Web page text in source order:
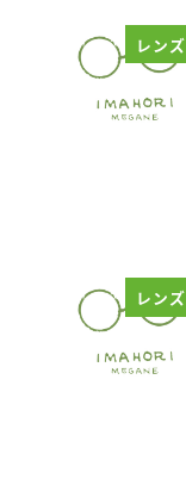
レンズ
レンズ